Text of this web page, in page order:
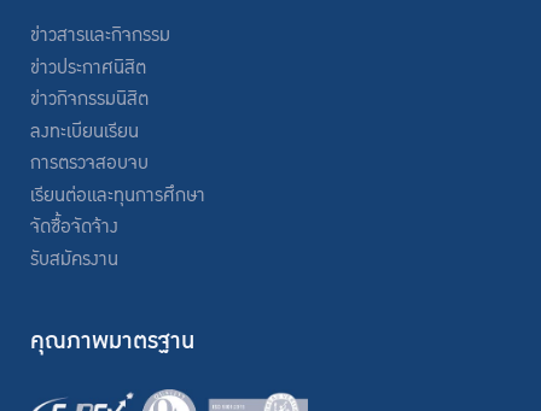
ข่าวสารและกิจกรรม
ข่าวประกาศนิสิต
ข่าวกิจกรรมนิสิต
ลงทะเบียนเรียน
การตรวจสอบจบ
เรียนต่อและทุนการศึกษา
จัดซื้อจัดจ้าง
รับสมัครงาน
คุณภาพมาตรฐาน